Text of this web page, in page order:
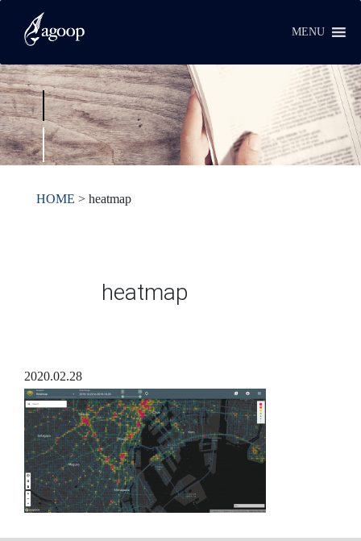
MENU
HOME > heatmap
heatmap
2020.02.28